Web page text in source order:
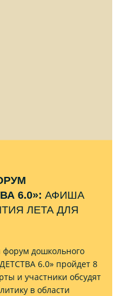
6.0»: АФИША
ЛЕТА ДЛЯ
форум дошкольного
6.0» пройдет 8
и участники обсудят
в области